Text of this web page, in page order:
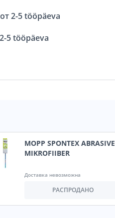
2-5 tööpäeva
5 tööpäeva
MOPP SPONTEX ABRASIVE
MIKROFIIBER
Доставка невозможна
РАСПРОДАНО